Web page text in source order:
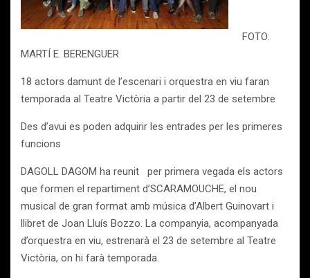
FOTO:
MARTÍ E. BERENGUER
18 actors damunt de l’escenari i orquestra en viu faran
temporada al Teatre Victòria a partir del 23 de setembre
Des d’avui es poden adquirir les entrades per les primeres
funcions
DAGOLL DAGOM ha reunit per primera vegada els actors
que formen el repartiment d’SCARAMOUCHE, el nou
musical de gran format amb música d’Albert Guinovart i
llibret de Joan Lluís Bozzo. La companyia, acompanyada
d’orquestra en viu, estrenarà el 23 de setembre al Teatre
Victòria, on hi farà temporada.